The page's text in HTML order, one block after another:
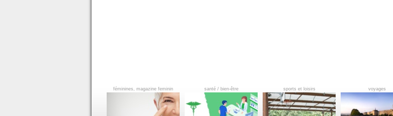
féminines, magazine feminin santé / bien-être sports et loisirs voyages